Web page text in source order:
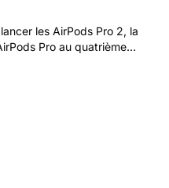
les AirPods Pro 2, la
Pro au quatrième